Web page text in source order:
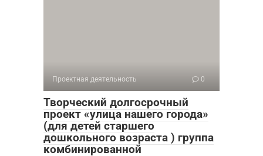
Проектная деятельность 0
Творческий долгосрочный
проект «улица нашего города»
(для детей старшего
дошкольного возраста ) группа
комбинированной